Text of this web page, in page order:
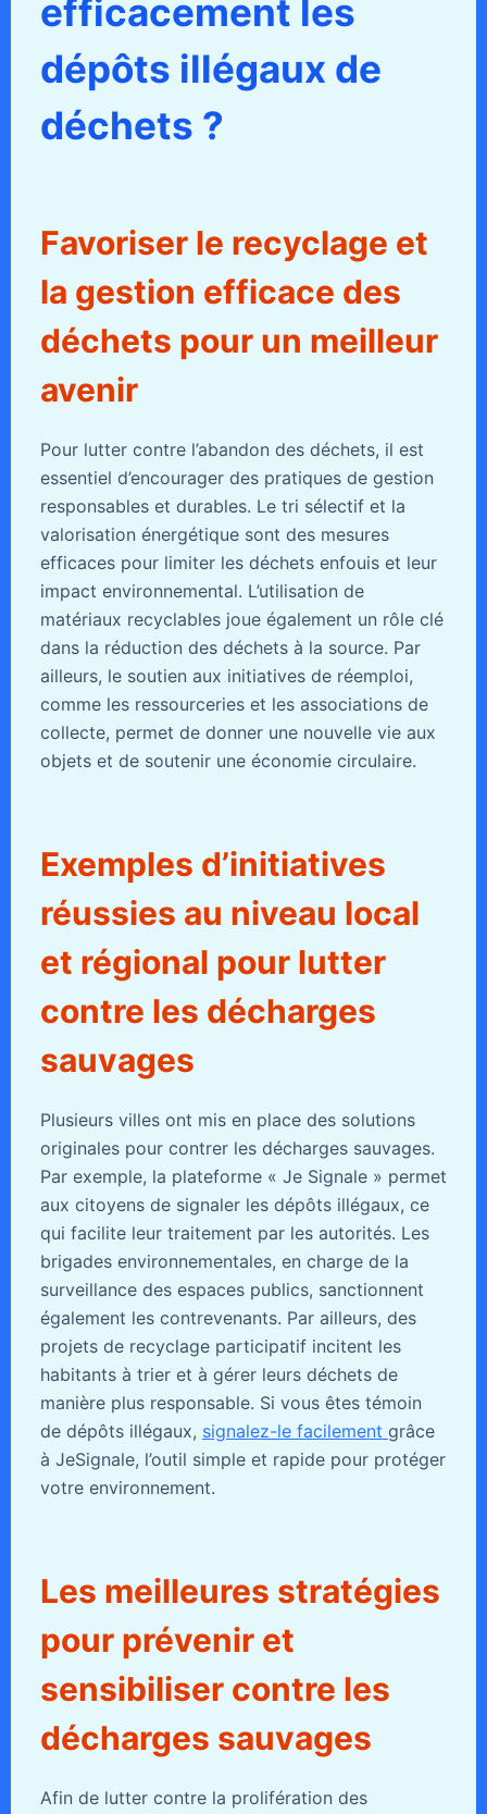
efficacement les
dépôts illégaux de
déchets ?
Favoriser le recyclage et
la gestion efficace des
déchets pour un meilleur
avenir
Pour lutter contre l’abandon des déchets, il est
essentiel d’encourager des pratiques de gestion
responsables et durables. Le tri sélectif et la
valorisation énergétique sont des mesures
efficaces pour limiter les déchets enfouis et leur
impact environnemental. L’utilisation de
matériaux recyclables joue également un rôle clé
dans la réduction des déchets à la source. Par
ailleurs, le soutien aux initiatives de réemploi,
comme les ressourceries et les associations de
collecte, permet de donner une nouvelle vie aux
objets et de soutenir une économie circulaire.
Exemples d’initiatives
réussies au niveau local
et régional pour lutter
contre les décharges
sauvages
Plusieurs villes ont mis en place des solutions
originales pour contrer les décharges sauvages.
Par exemple, la plateforme « Je Signale » permet
aux citoyens de signaler les dépôts illégaux, ce
qui facilite leur traitement par les autorités. Les
brigades environnementales, en charge de la
surveillance des espaces publics, sanctionnent
également les contrevenants. Par ailleurs, des
projets de recyclage participatif incitent les
habitants à trier et à gérer leurs déchets de
manière plus responsable. Si vous êtes témoin
de dépôts illégaux, signalez-le facilement grâce
à JeSignale, l’outil simple et rapide pour protéger
votre environnement.
Les meilleures stratégies
pour prévenir et
sensibiliser contre les
décharges sauvages
Afin de lutter contre la prolifération des